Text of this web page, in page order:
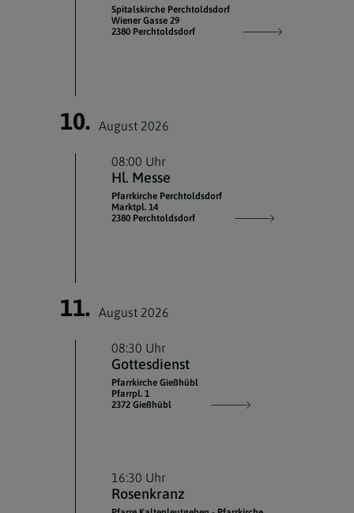
Spitalskirche Perchtoldsdorf
Wiener Gasse 29
2380 Perchtoldsdorf
10. August 2026
08:00 Uhr
Hl. Messe
Pfarrkirche Perchtoldsdorf
Marktpl. 14
2380 Perchtoldsdorf
11. August 2026
08:30 Uhr
Gottesdienst
Pfarrkirche Gießhübl
Pfarrpl. 1
2372 Gießhübl
16:30 Uhr
Rosenkranz